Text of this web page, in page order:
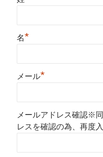
名*
メール*
メールアドレス確認※
レスを確認の為、再度